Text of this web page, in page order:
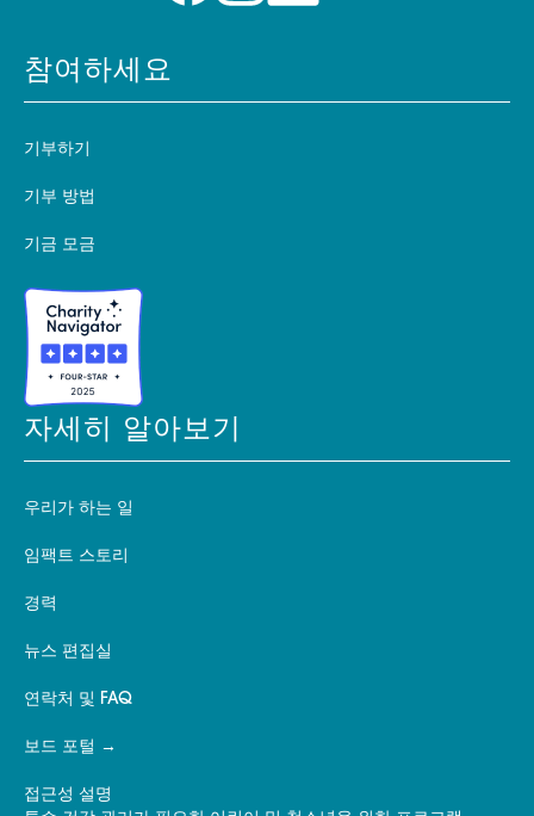
참여하세요
기부하기
기부 방법
기금 모금
자세히 알아보기
우리가 하는 일
임팩트 스토리
경력
뉴스 편집실
연락처 및 FAQ
보드 포털
접근성 설명